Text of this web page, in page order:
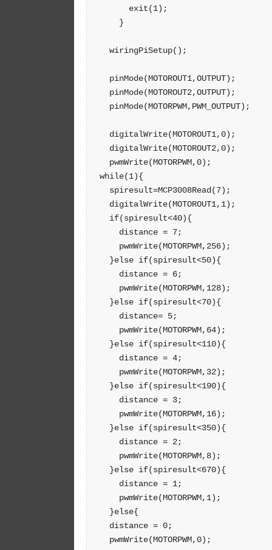
      exit(1);
    }
  wiringPiSetup();
  pinMode(MOTOROUT1,OUTPUT);
  pinMode(MOTOROUT2,OUTPUT);
  pinMode(MOTORPWM,PWM_OUTPUT);
  digitalWrite(MOTOROUT1,0);
  digitalWrite(MOTOROUT2,0);
  pwmWrite(MOTORPWM,0);
while(1){
  spiresult=MCP3008Read(7);
  digitalWrite(MOTOROUT1,1);
  if(spiresult<40){
    distance = 7;
    pwmWrite(MOTORPWM,256);
  }else if(spiresult<50){
    distance = 6;
    pwmWrite(MOTORPWM,128);
  }else if(spiresult<70){
    distance= 5;
    pwmWrite(MOTORPWM,64);
  }else if(spiresult<110){
    distance = 4;
    pwmWrite(MOTORPWM,32);
  }else if(spiresult<190){
    distance = 3;
    pwmWrite(MOTORPWM,16);
  }else if(spiresult<350){
    distance = 2;
    pwmWrite(MOTORPWM,8);
  }else if(spiresult<670){
    distance = 1;
    pwmWrite(MOTORPWM,1);
  }else{
  distance = 0;
  pwmWrite(MOTORPWM,0);